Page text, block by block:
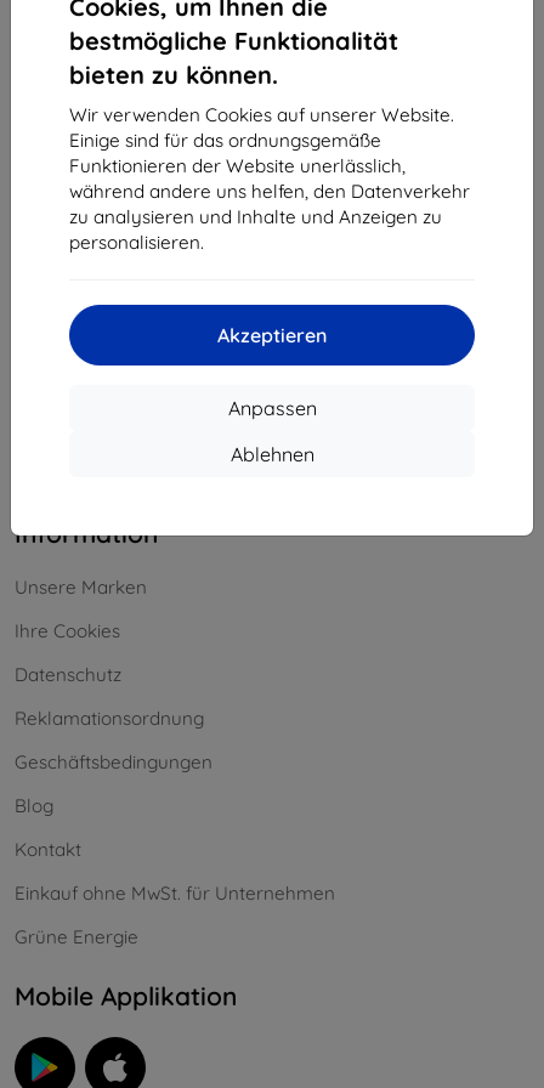
Cookies, um Ihnen die
bestmögliche Funktionalität
bieten zu können.
Wir verwenden Cookies auf unserer Website.
Einige sind für das ordnungsgemäße
Funktionieren der Website unerlässlich,
während andere uns helfen, den Datenverkehr
zu analysieren und Inhalte und Anzeigen zu
personalisieren.
Akzeptieren
Anpassen
Ablehnen
Montag bis Freitag:
8:00 - 16:00
Einkaufen
Versand & Zahlung
Cashback
Information
Unsere Marken
Ihre Cookies
Datenschutz
Reklamationsordnung
Geschäftsbedingungen
Blog
Kontakt
Einkauf ohne MwSt. für Unternehmen
Grüne Energie
Mobile Applikation